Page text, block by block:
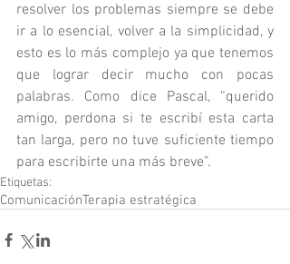
resolver los problemas siempre se debe
ir a lo esencial, volver a la simplicidad, y
esto es lo más complejo ya que tenemos
que lograr decir mucho con pocas
palabras. Como dice Pascal, “querido
amigo, perdona si te escribí esta carta
tan larga, pero no tuve suficiente tiempo
para escribirte una más breve”.
Etiquetas:
ComunicaciónTerapia estratégica